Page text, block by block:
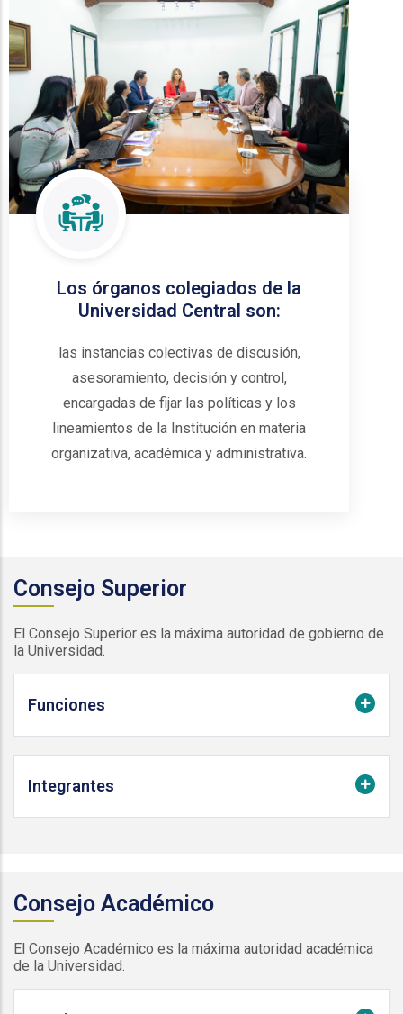
Los órganos colegiados de la
Universidad Central son:
las instancias colectivas de discusión,
asesoramiento, decisión y control,
encargadas de fijar las políticas y los
lineamientos de la Institución en materia
organizativa, académica y administrativa.
Consejo Superior
El Consejo Superior es la máxima autoridad de gobierno de
la Universidad.
Funciones
Integrantes
Consejo Académico
El Consejo Académico es la máxima autoridad académica
de la Universidad.